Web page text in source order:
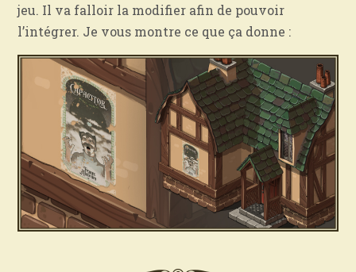
jeu. Il va falloir la modifier afin de pouvoir
l’intégrer. Je vous montre ce que ça donne :